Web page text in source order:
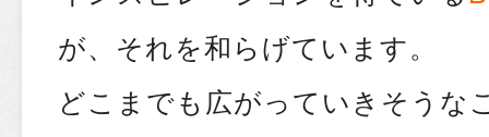
が、それを和らげています。
どこまでも広がっていきそうな